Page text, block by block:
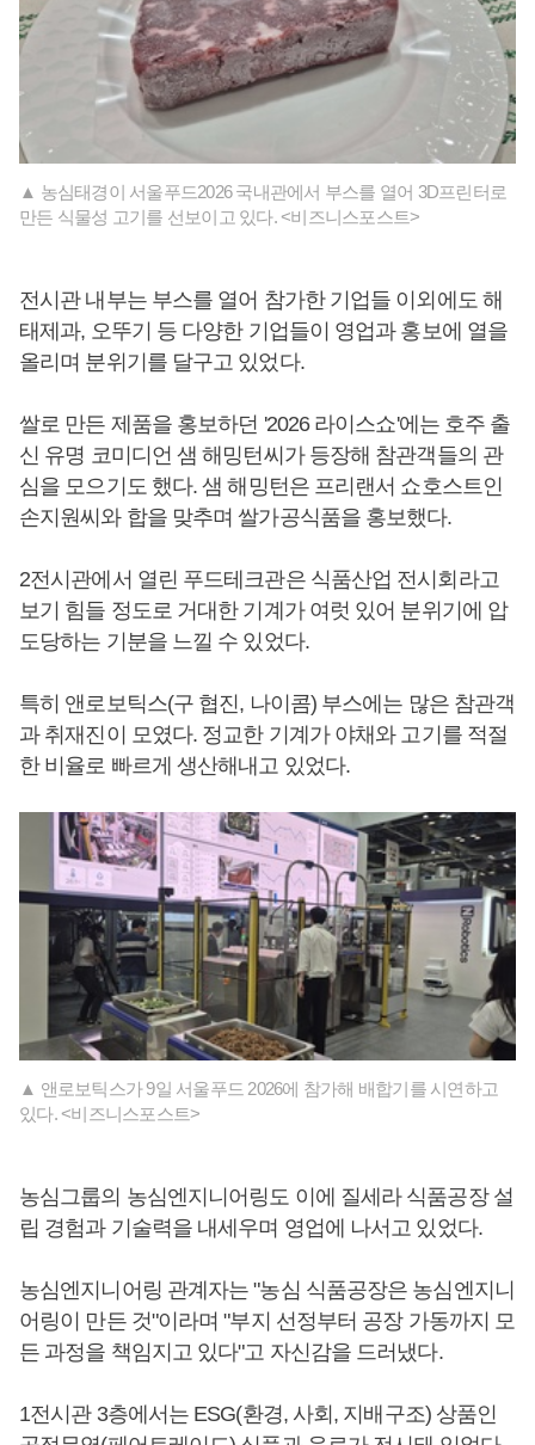
▲ 농심태경이 서울푸드2026 국내관에서 부스를 열어 3D프린터로
만든 식물성 고기를 선보이고 있다. <비즈니스포스트>
전시관 내부는 부스를 열어 참가한 기업들 이외에도 해
태제과, 오뚜기 등 다양한 기업들이 영업과 홍보에 열을
올리며 분위기를 달구고 있었다.
쌀로 만든 제품을 홍보하던 '2026 라이스쇼'에는 호주 출
신 유명 코미디언 샘 해밍턴씨가 등장해 참관객들의 관
심을 모으기도 했다. 샘 해밍턴은 프리랜서 쇼호스트인
손지원씨와 합을 맞추며 쌀가공식품을 홍보했다.
2전시관에서 열린 푸드테크관은 식품산업 전시회라고
보기 힘들 정도로 거대한 기계가 여럿 있어 분위기에 압
도당하는 기분을 느낄 수 있었다.
특히 앤로보틱스(구 협진, 나이콤) 부스에는 많은 참관객
과 취재진이 모였다. 정교한 기계가 야채와 고기를 적절
한 비율로 빠르게 생산해내고 있었다.
▲ 앤로보틱스가 9일 서울푸드 2026에 참가해 배합기를 시연하고
있다. <비즈니스포스트>
농심그룹의 농심엔지니어링도 이에 질세라 식품공장 설
립 경험과 기술력을 내세우며 영업에 나서고 있었다.
농심엔지니어링 관계자는 "농심 식품공장은 농심엔지니
어링이 만든 것"이라며 "부지 선정부터 공장 가동까지 모
든 과정을 책임지고 있다"고 자신감을 드러냈다.
1전시관 3층에서는 ESG(환경, 사회, 지배구조) 상품인